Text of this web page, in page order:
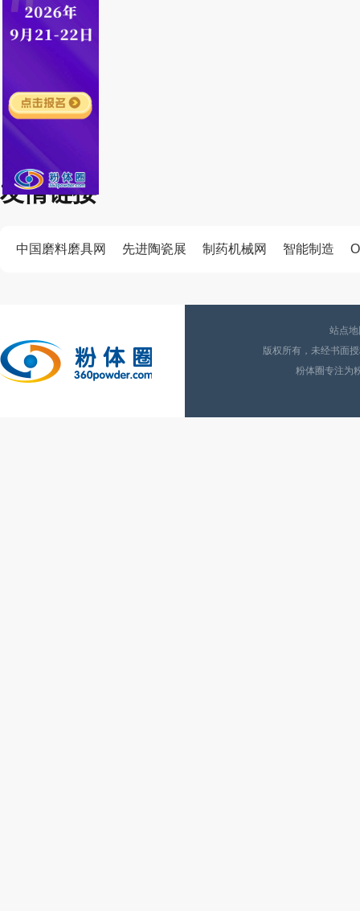
友情链接
中国磨料磨具网 先进陶瓷展 制药机械网 智能制造
站点
版权所有，未经书面
粉体圈专注为